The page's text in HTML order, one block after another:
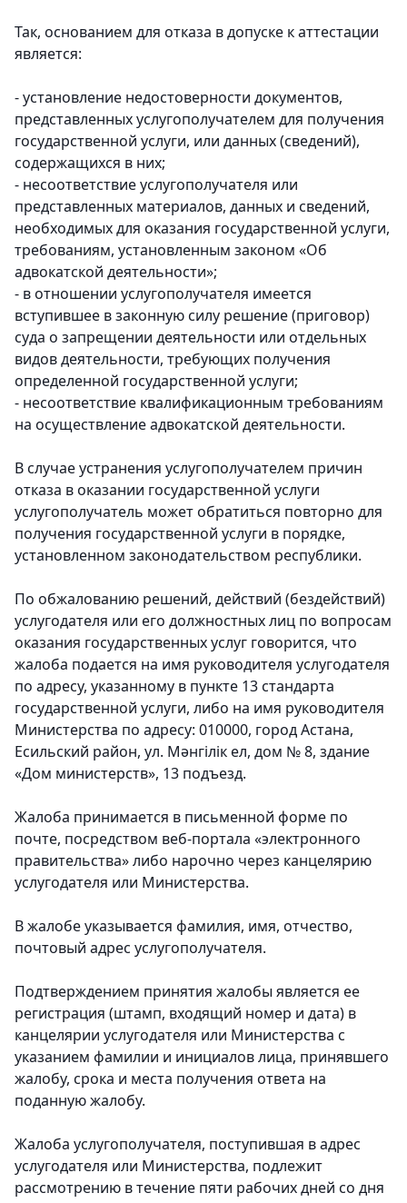
Так, основанием для отказа в допуске к аттестации
является:
- установление недостоверности документов,
представленных услугополучателем для получения
государственной услуги, или данных (сведений),
содержащихся в них;
- несоответствие услугополучателя или
представленных материалов, данных и сведений,
необходимых для оказания государственной услуги,
требованиям, установленным законом «Об
адвокатской деятельности»;
- в отношении услугополучателя имеется
вступившее в законную силу решение (приговор)
суда о запрещении деятельности или отдельных
видов деятельности, требующих получения
определенной государственной услуги;
- несоответствие квалификационным требованиям
на осуществление адвокатской деятельности.
В случае устранения услугополучателем причин
отказа в оказании государственной услуги
услугополучатель может обратиться повторно для
получения государственной услуги в порядке,
установленном законодательством республики.
По обжалованию решений, действий (бездействий)
услугодателя или его должностных лиц по вопросам
оказания государственных услуг говорится, что
жалоба подается на имя руководителя услугодателя
по адресу, указанному в пункте 13 стандарта
государственной услуги, либо на имя руководителя
Министерства по адресу: 010000, город Астана,
Есильский район, ул. Мәнгілік ел, дом № 8, здание
«Дом министерств», 13 подъезд.
Жалоба принимается в письменной форме по
почте, посредством веб-портала «электронного
правительства» либо нарочно через канцелярию
услугодателя или Министерства.
В жалобе указывается фамилия, имя, отчество,
почтовый адрес услугополучателя.
Подтверждением принятия жалобы является ее
регистрация (штамп, входящий номер и дата) в
канцелярии услугодателя или Министерства с
указанием фамилии и инициалов лица, принявшего
жалобу, срока и места получения ответа на
поданную жалобу.
Жалоба услугополучателя, поступившая в адрес
услугодателя или Министерства, подлежит
рассмотрению в течение пяти рабочих дней со дня